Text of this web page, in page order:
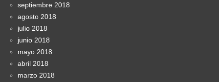
septiembre 2018
agosto 2018
julio 2018
junio 2018
mayo 2018
abril 2018
marzo 2018